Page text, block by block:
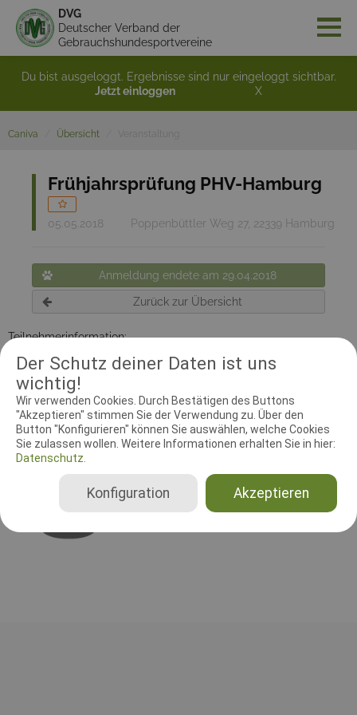
Der Schutz deiner Daten ist uns
wichtig!
Wir verwenden Cookies. Durch Bestätigen des Buttons
"Akzeptieren" stimmen Sie der Verwendung zu. Über den
Button "Konfigurieren" können Sie auswählen, welche Cookies
Sie zulassen wollen. Weitere Informationen erhalten Sie in hier:
Datenschutz.
Akzeptieren
Konfiguration
DVG
Deutscher Verband der
Gebrauchshundesportvereine
Du bist ausgeloggt. Ergebnisse sind nur eingeloggt sichtbar.
Jetzt einloggen
X
Caniva Übersicht
Frühjahrsprüfung PHV-Hamburg
05.05.2018 Poppenbüttler Weg 27, 22339 Hamburg
Anmeldung endete am 29.04.2018
Zurück zur Übersicht
Teilnehmerinformation:
Nicht-PHV-Mitglieder nehmen bitte vor Anmeldung mit uns
Kontakt auf - gern per Mail auf phv@phv-Hamburg.de.
RICHTER UND HELFER
Leistungsrichter
Wolfgang Pahl
Deutschland